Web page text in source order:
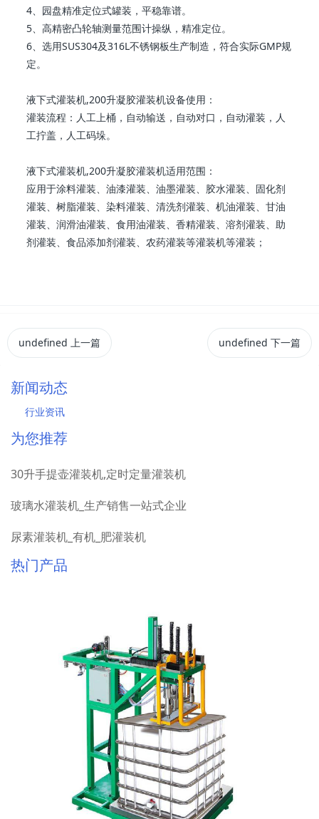
4、园盘精准定位式罐装，平稳靠谱。
5、高精密凸轮轴测量范围计操纵，精准定位。
6、选用SUS304及316L不锈钢板生产制造，符合实际GMP规
定。
液下式灌装机,200升凝胶灌装机设备使用：
灌装流程：人工上桶，自动输送，自动对口，自动灌装，人
工拧盖，人工码垛。
液下式灌装机,200升凝胶灌装机适用范围：
应用于涂料灌装、油漆灌装、油墨灌装、胶水灌装、固化剂
灌装、树脂灌装、染料灌装、清洗剂灌装、机油灌装、甘油
灌装、润滑油灌装、食用油灌装、香精灌装、溶剂灌装、助
剂灌装、食品添加剂灌装、农药灌装等灌装机等灌装；
undefined 上一篇 undefined 下一篇
新闻动态
行业资讯
为您推荐
30升手提壶灌装机,定时定量灌装机
玻璃水灌装机_生产销售一站式企业
尿素灌装机_有机_肥灌装机
热门产品